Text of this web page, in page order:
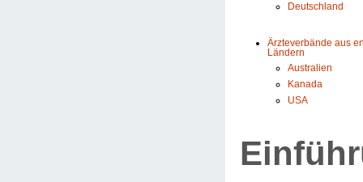
Deutschland
Ärzteverbände aus
Ländern
Australien
Kanada
USA